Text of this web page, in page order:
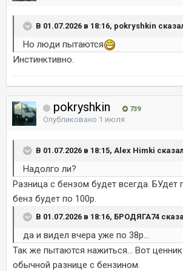
В 01.07.2026 в 18:16, pokryshkin
Но люди пытаются
Инстинктивно.
pokryshkin 739
Опубликовано 1 июля
В 01.07.2026 в 18:15, Alex Himki
Надолго ли?
Разница с бензом будет всегда. БУдет
бенз будет по 100р.
В 01.07.2026 в 18:16, БРОДЯГА74
да и видел вчера уже по 38р...
Так же пытаются нажиться... Вот
обычной разнице с бензином.